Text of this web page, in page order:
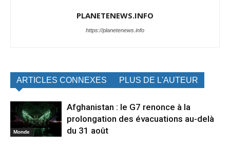
PLANETENEWS.INFO
https://planetenews.info
ARTICLES CONNEXES PLUS DE L'AUTEUR
Monde
Afghanistan : le G7 renonce à la
prolongation des évacuations au-delà
du 31 août